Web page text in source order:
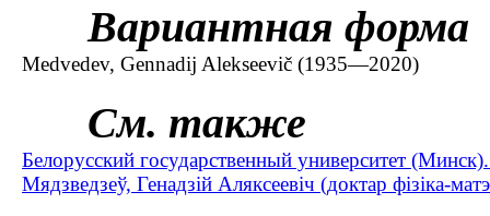
Вариантная форма
Medvedev, Gennadij Alekseevič (1935—2020)
См. также
Белорусский государственный университет
Мядзведзеў, Генадзій Аляксеевіч (доктар фізіка-